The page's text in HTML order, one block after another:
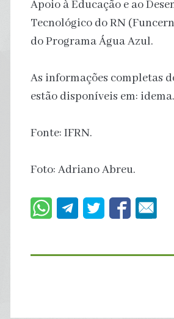
Apoio à Educação e ao
Tecnológico do RN
do Programa Água Azul.
As informações completas
estão disponíveis em:
Fonte: IFRN.
Foto: Adriano Abreu.